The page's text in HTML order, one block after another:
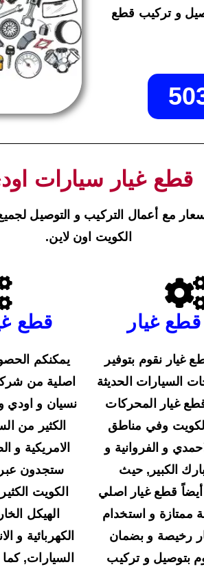
50323663 و سيتم توصيل و تركيب قطع
قطع غيار سيارات
مع أعمال التركيب و التوصيل
الكويت اون لاين.
غيار
غيار نقوم بتوفير
السيارات الحديثة
غيار المحركات
وفي مناطق
و الفروانية و
الكبير, حيث
قطع غيار اصلي
ممتازة و استخدام
رخيصة و بضمان
بتوصيل و تركيب
قطع
يمكنكم
اصلية من
نسيان و اودي
الكثير من
الامريكية و
ستجدون
الكويت
الهيكل
الكهربائية و
السيارات,